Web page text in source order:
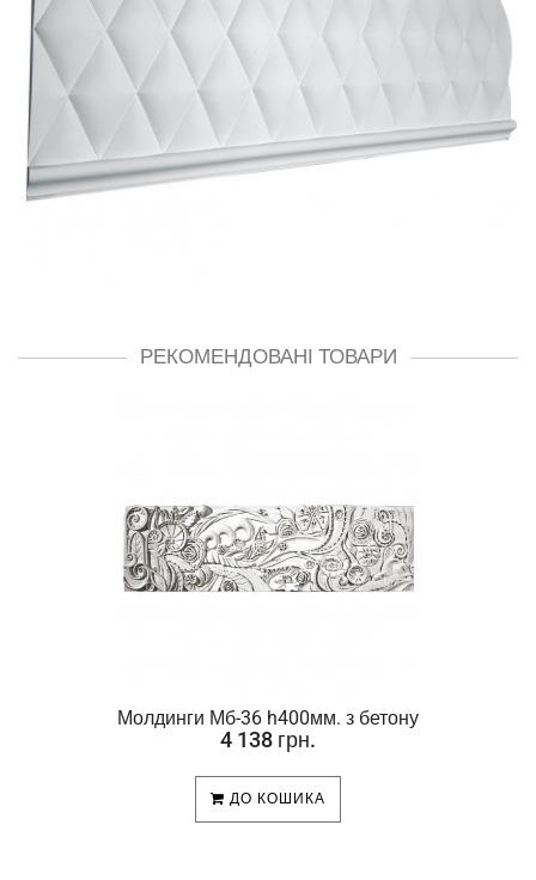
РЕКОМЕНДОВАНІ ТОВАРИ
Молдинги Мб-36 h400мм. з бетону
4 138 грн.
ДО КОШИКА